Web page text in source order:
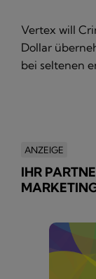
Vertex will
Dollar
bei seltenen
ANZEIGE
IHR